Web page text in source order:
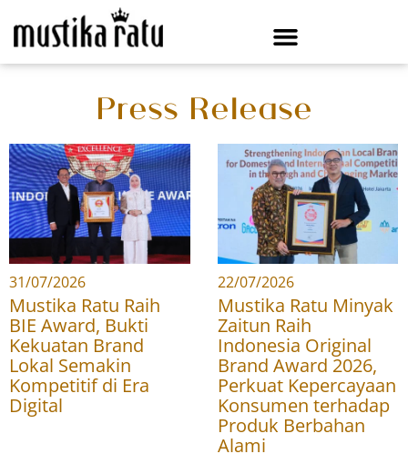
Press Release
31/07/2026
Mustika Ratu Raih
BIE Award, Bukti
Kekuatan Brand
Lokal Semakin
Kompetitif di Era
Digital
22/07/2026
Mustika Ratu Minyak
Zaitun Raih
Indonesia Original
Brand Award 2026,
Perkuat Kepercayaan
Konsumen terhadap
Produk Berbahan
Alami